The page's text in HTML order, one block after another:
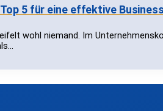
5 für eine effektive
wohl niemand. Im